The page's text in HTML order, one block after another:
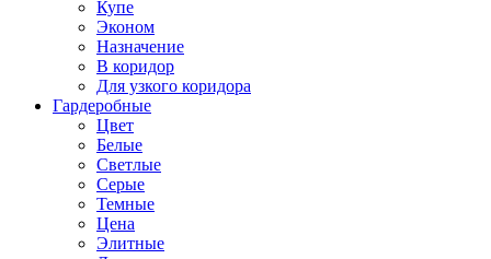
Купе
Эконом
Назначение
В коридор
Для узкого коридора
Гардеробные
Цвет
Белые
Светлые
Серые
Темные
Цена
Элитные